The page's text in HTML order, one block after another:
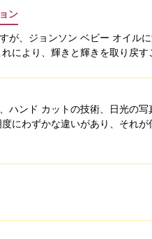
ン
が、ジョンソン ベビー オイル
により、輝きと輝きを取り戻す
ハンド カットの技術、日光の写
にわずかな違いがあり、それが